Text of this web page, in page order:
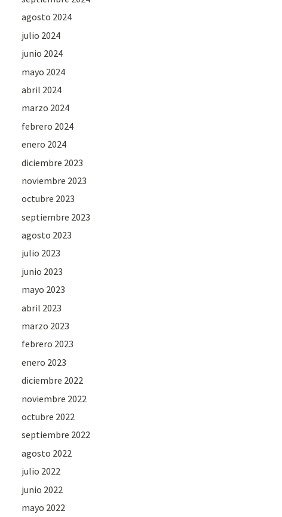
agosto 2024
julio 2024
junio 2024
mayo 2024
abril 2024
marzo 2024
febrero 2024
enero 2024
diciembre 2023
noviembre 2023
octubre 2023
septiembre 2023
agosto 2023
julio 2023
junio 2023
mayo 2023
abril 2023
marzo 2023
febrero 2023
enero 2023
diciembre 2022
noviembre 2022
octubre 2022
septiembre 2022
agosto 2022
julio 2022
junio 2022
mayo 2022